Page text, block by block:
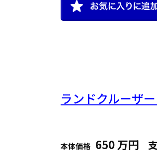
ランドクルーザ
本体価格 650万円